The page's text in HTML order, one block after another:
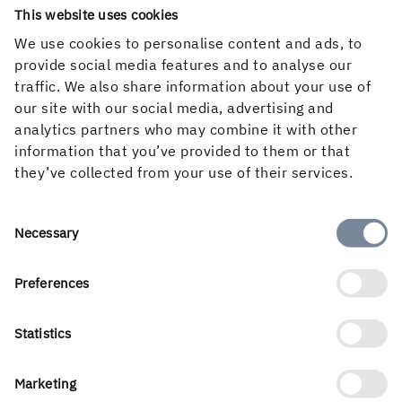
This website uses cookies
We use cookies to personalise content and ads, to
provide social media features and to analyse our
traffic. We also share information about your use of
our site with our social media, advertising and
analytics partners who may combine it with other
information that you’ve provided to them or that
they’ve collected from your use of their services.
Consent
Necessary
Preferences
Statistics
Marketing
Krister, produktionsledare berättar om sin roll och sitt …